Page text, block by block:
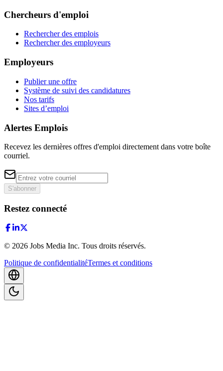
Chercheurs d'emploi
Rechercher des emplois
Rechercher des employeurs
Employeurs
Publier une offre
Système de suivi des candidatures
Nos tarifs
Sites d’emploi
Alertes Emplois
Recevez les dernières offres d'emploi directement dans votre boîte
courriel.
S'abonner
Restez connecté
© 2026 Jobs Media Inc. Tous droits réservés.
Politique de confidentialitéTermes et conditions